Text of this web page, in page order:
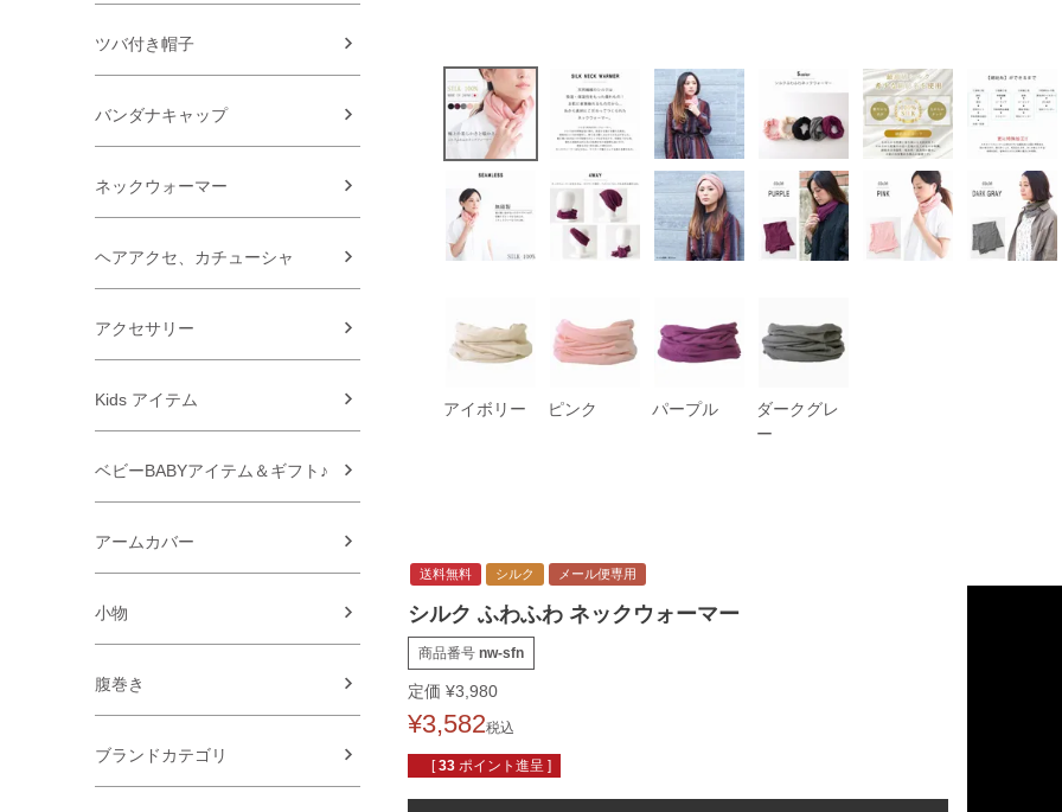
ツバ付き帽子
バンダナキャップ
ネックウォーマー
ヘアアクセ、カチューシャ
アクセサリー
Kids アイテム
ベビーBABYアイテム＆ギフト♪
アームカバー
小物
腹巻き
ブランドカテゴリ
アイボリー ピンク パープル
ダークグレ
ー
送料無料 シルク メール便専用
シルク ふわふわ ネックウォーマー
商品番号 nw-sfn
定価 ¥3,980
¥3,582税込
[ 33 ポイント進呈 ]